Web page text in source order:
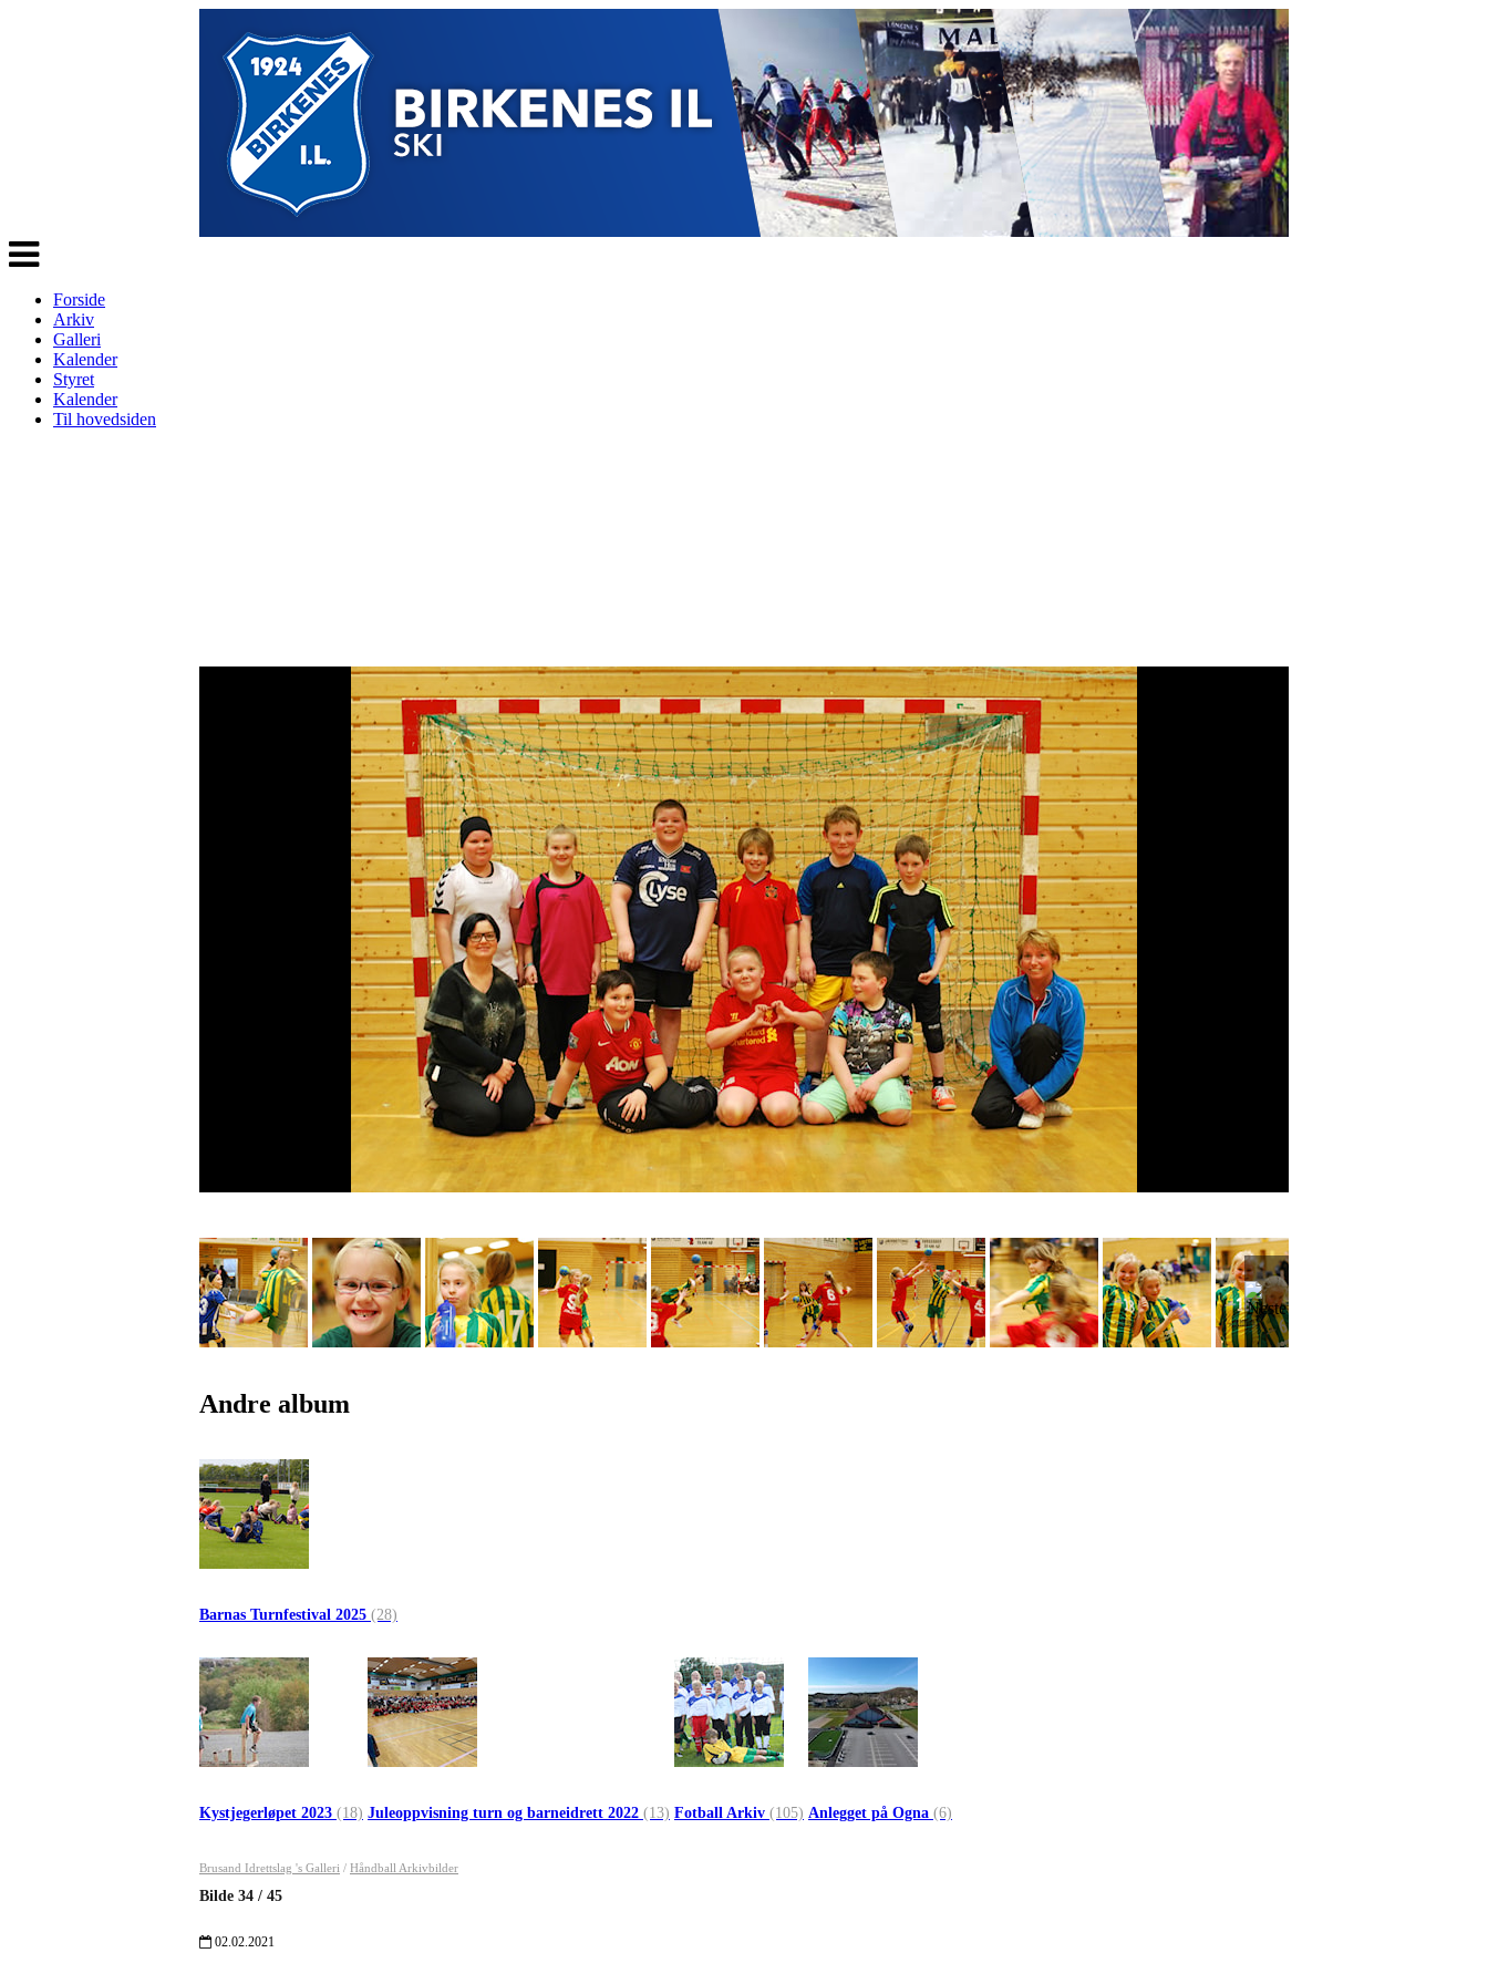
Veksle
navigasjon
Forside
Arkiv
Galleri
Kalender
Styret
Kalender
Til hovedsiden
Andre album
Barnas Turnfestival 2025 (28)
Kystjegerløpet 2023 (18) Juleoppvisning turn og barneidrett 2022 (13) Fotball Arkiv (105) Anlegget på Ogna (6)
Brusand Idrettslag 's Galleri / Håndball Arkivbilder
Bilde 34 / 45
02.02.2021